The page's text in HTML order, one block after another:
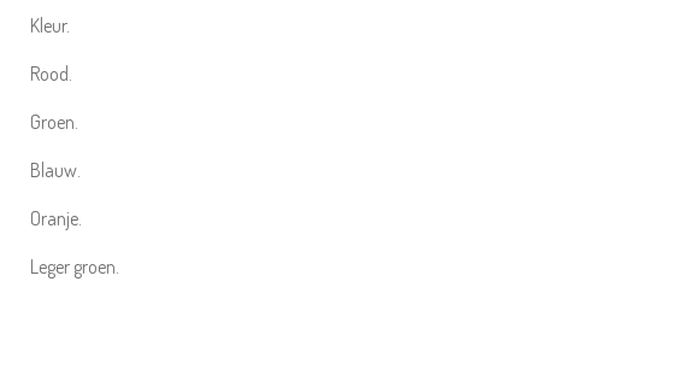
Kleur.
Rood.
Groen.
Blauw.
Oranje.
Leger groen.